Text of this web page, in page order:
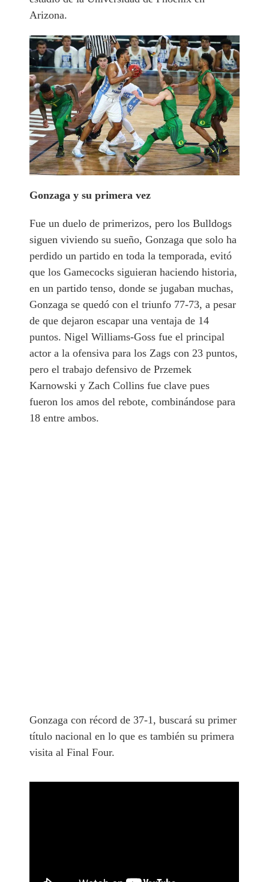
Arizona.
Gonzaga y su primera vez
Fue un duelo de primerizos, pero los Bulldogs
siguen viviendo su sueño, Gonzaga que solo ha
perdido un partido en toda la temporada, evitó
que los Gamecocks siguieran haciendo historia,
en un partido tenso, donde se jugaban muchas,
Gonzaga se quedó con el triunfo 77-73, a pesar
de que dejaron escapar una ventaja de 14
puntos. Nigel Williams-Goss fue el principal
actor a la ofensiva para los Zags con 23 puntos,
pero el trabajo defensivo de Przemek
Karnowski y Zach Collins fue clave pues
fueron los amos del rebote, combinándose para
18 entre ambos.
Gonzaga con récord de 37-1, buscará su primer
título nacional en lo que es también su primera
visita al Final Four.